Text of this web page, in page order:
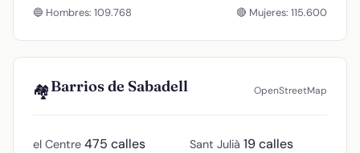
🔵 Hombres: 109.768 🔴 Mujeres: 115.600
🏘️Barrios de Sabadell OpenStreetMap
el Centre 475 calles Sant Julià 19 calles